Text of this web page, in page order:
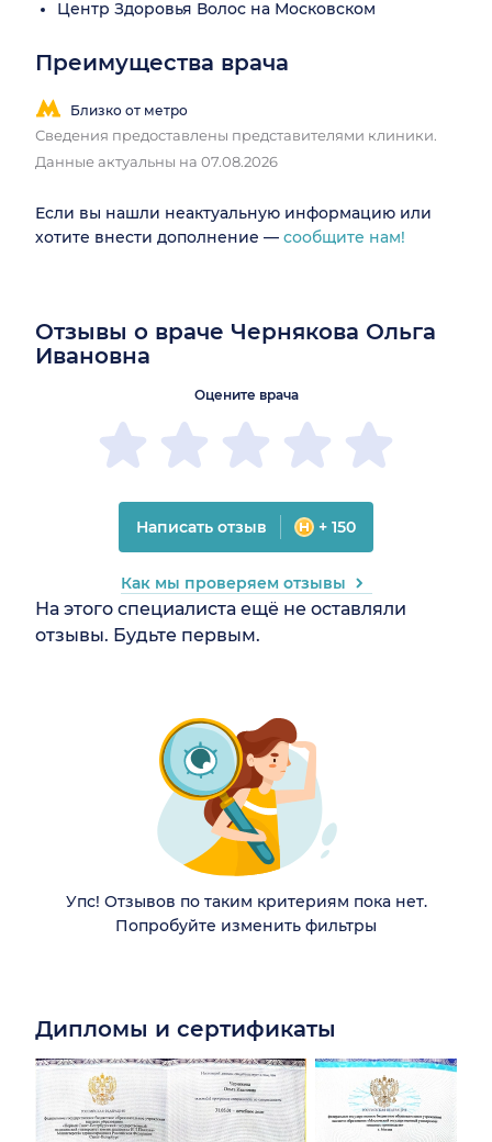
Центр Здоровья Волос на Московском
Преимущества врача
Близко от метро
Сведения предоставлены представителями клиники.
Данные актуальны на 07.08.2026
Если вы нашли неактуальную информацию или
хотите внести дополнение — сообщите нам!
Отзывы о враче Чернякова Ольга
Ивановна
На этого специалиста ещё не оставляли
отзывы. Будьте первым.
Оцените врача
Написать отзыв + 150
Как мы проверяем отзывы
Упс! Отзывов по таким критериям пока нет.
Попробуйте изменить фильтры
Дипломы и сертификаты